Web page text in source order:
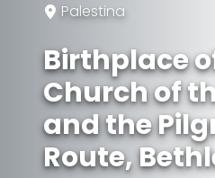
Palestina
Birthplace
Church of
and the
Route,